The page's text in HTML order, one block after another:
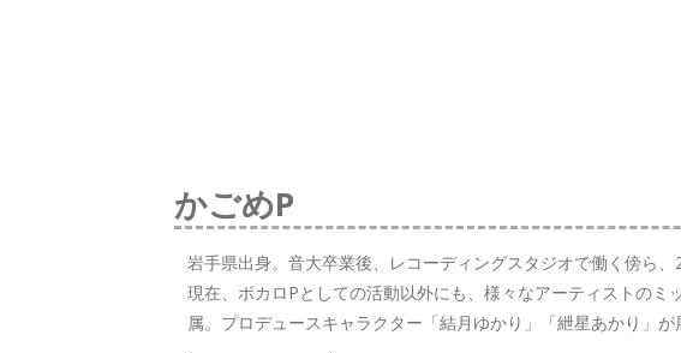
かごめP
岩手県出身。音大卒業後、レコーディングスタジオで働く傍ら、
現在、ボカロPとしての活動以外にも、様々なアーティストの
属。プロデュースキャラクター「結月ゆかり」「紲星あかり」が